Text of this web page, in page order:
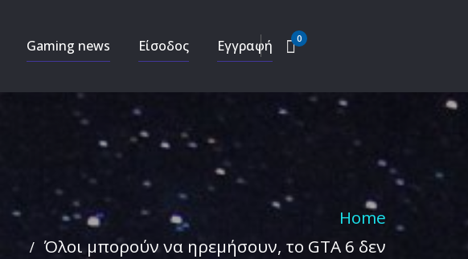
Gaming news Είσοδος Εγγραφή 0
Home
Όλοι μπορούν να ηρεμήσουν, το GTA 6 δεν